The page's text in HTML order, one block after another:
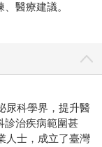
醫療建議。
尿科學界，提升醫
診治疾病範圍甚
人士，成立了臺灣